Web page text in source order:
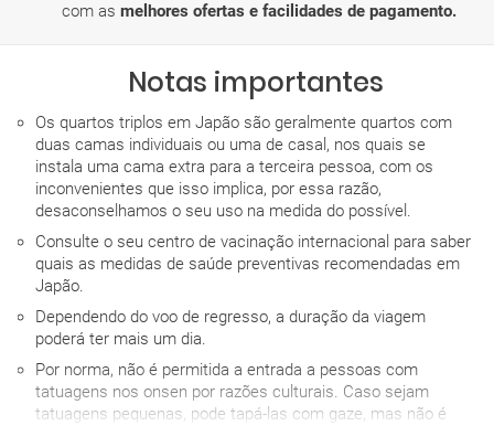
com as melhores ofertas e facilidades de pagamento.
Notas importantes
Os quartos triplos em Japão são geralmente quartos com
duas camas individuais ou uma de casal, nos quais se
instala uma cama extra para a terceira pessoa, com os
inconvenientes que isso implica, por essa razão,
desaconselhamos o seu uso na medida do possível.
Consulte o seu centro de vacinação internacional para saber
quais as medidas de saúde preventivas recomendadas em
Japão.
Dependendo do voo de regresso, a duração da viagem
poderá ter mais um dia.
Por norma, não é permitida a entrada a pessoas com
tatuagens nos onsen por razões culturais. Caso sejam
tatuagens pequenas, pode tapá-las com gaze, mas não é